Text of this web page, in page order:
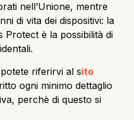
nell’Unione, mentre
di vita dei dispositivi: la
Protect è la possibilità di
riferirvi al sito
ogni minimo dettaglio
perchè di questo si